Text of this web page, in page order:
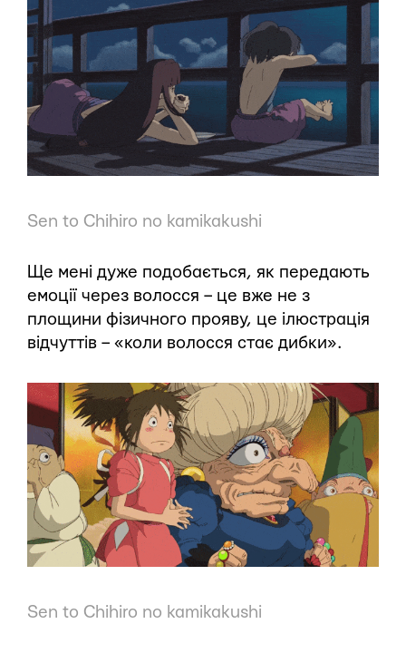
Sen to Chihiro no kamikakushi
Ще мені дуже подобається, як передають
емоції через волосся – це вже не з
площини фізичного прояву, це ілюстрація
відчуттів – «коли волосся стає дибки».
Sen to Chihiro no kamikakushi